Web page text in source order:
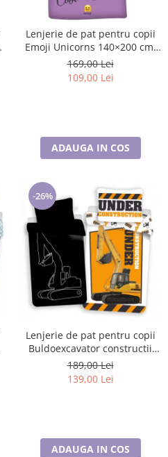
Lenjerie de pat pentru copii
Emoji Unicorns 140×200 cm,
70×90 cm, Disney, 100%
bumbac
169,00 Lei
109,00 Lei
ADAUGA IN COS
-26%
Lenjerie de pat pentru copii
Buldoexcavator constructii
140×200 cm, 70×90 cm,
Disney, 100% bumbac
189,00 Lei
139,00 Lei
ADAUGA IN COS